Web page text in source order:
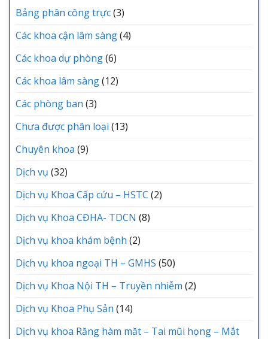
Bảng phân công trực(3)
Các khoa cận lâm sàng(4)
Các khoa dự phòng(6)
Các khoa lâm sàng(12)
Các phòng ban (3)
Chưa được phân loại (13)
Chuyên khoa (9)
Dịch vụ (32)
Dịch vụ Khoa Cấp cứu – HSTC (2)
Dịch vụ Khoa CĐHA- TDCN (8)
Dịch vụ khoa khám bệnh (2)
Dịch vụ khoa ngoại TH – GMHS (50)
Dịch vụ Khoa Nội TH – Truyền nhiễm (2)
Dịch vụ Khoa Phụ Sản (14)
Dịch vụ khoa Răng hàm măt – Tai mũi họng – Mắt